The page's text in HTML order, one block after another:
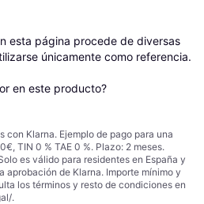
esta página procede de diversas
únicamente como referencia.
en este producto?
con Klarna. Ejemplo de pago para una
TIN 0 % TAE 0 %. Plazo: 2 meses.
es válido para residentes en España y
aprobación de Klarna. Importe mínimo y
los términos y resto de condiciones en
.